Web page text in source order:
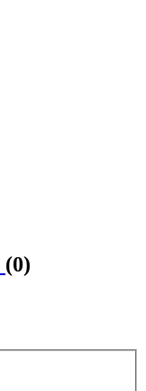
(0)